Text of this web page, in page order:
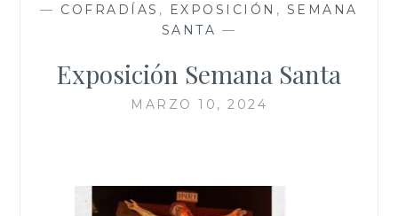
— COFRADÍAS , EXPOSICIÓN , SEMANA
SANTA —
Exposición Semana Santa
MARZO 10, 2024